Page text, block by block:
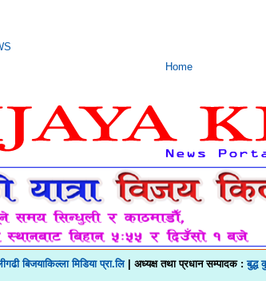
Home
बिजयाकिल्ला मिडिया प्रा.लि | अध्यक्ष तथा प्रधान सम्पादक :बुद्ध